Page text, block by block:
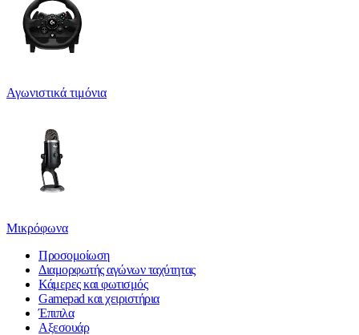
Αγωνιστικά τιμόνια
Μικρόφωνα
Προσομοίωση
Διαμορφωτής αγώνων ταχύτητας
Κάμερες και φωτισμός
Gamepad και χειριστήρια
Έπιπλα
Αξεσουάρ